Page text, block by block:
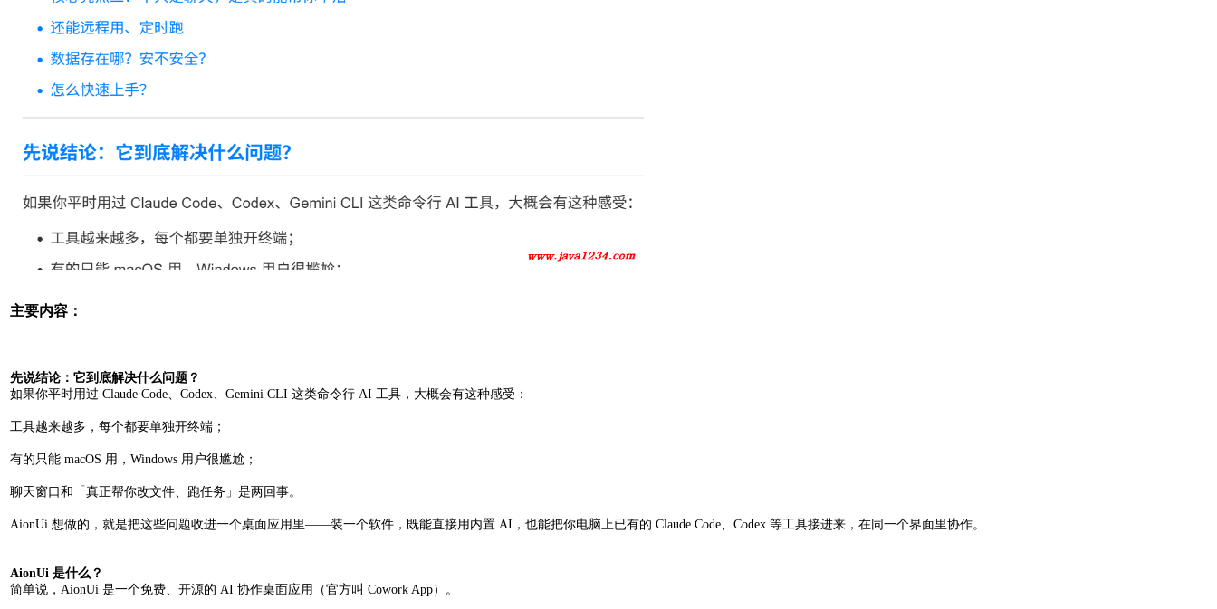
主要内容：
先说结论：它到底解决什么问题？
如果你平时用过 Claude Code、Codex、Gemini CLI 这类命令行 AI 工具，大概会有这种感受：
工具越来越多，每个都要单独开终端；
有的只能 macOS 用，Windows 用户很尴尬；
聊天窗口和「真正帮你改文件、跑任务」是两回事。
AionUi 想做的，就是把这些问题收进一个桌面应用里——装一个软件，既能直接用内置 AI，也能把你电脑上已有的 Claude Code、Codex 等工具接进来，在同一个界面里协作。
AionUi 是什么？
简单说，AionUi 是一个免费、开源的 AI 协作桌面应用（官方叫 Cowork App）。